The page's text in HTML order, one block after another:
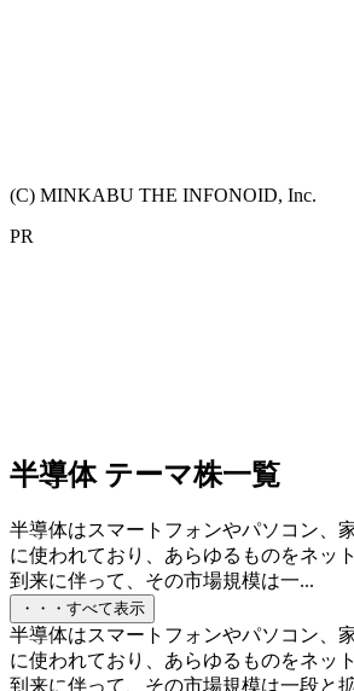
(C) MINKABU THE INFONOID, Inc.
PR
半導体 テーマ株一覧
半導体はスマートフォンやパソコン、
に使われており、あらゆるものをネッ
到来に伴って、その市場規模は一...
・・・すべて表示
半導体はスマートフォンやパソコン、
に使われており、あらゆるものをネッ
到来に伴って、その市場規模は一段と